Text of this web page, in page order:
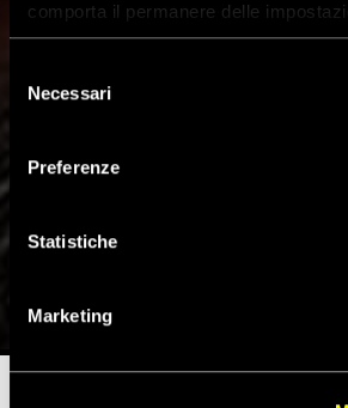
comporta il permanere delle
dunque la continuazione della
dei cookie attivi sul sito clicca
delNecessari
Preferenze
Statistiche
Marketing
Iran, avvocato per i
umani condannato
a 111 frustate
4 Giugno 2019